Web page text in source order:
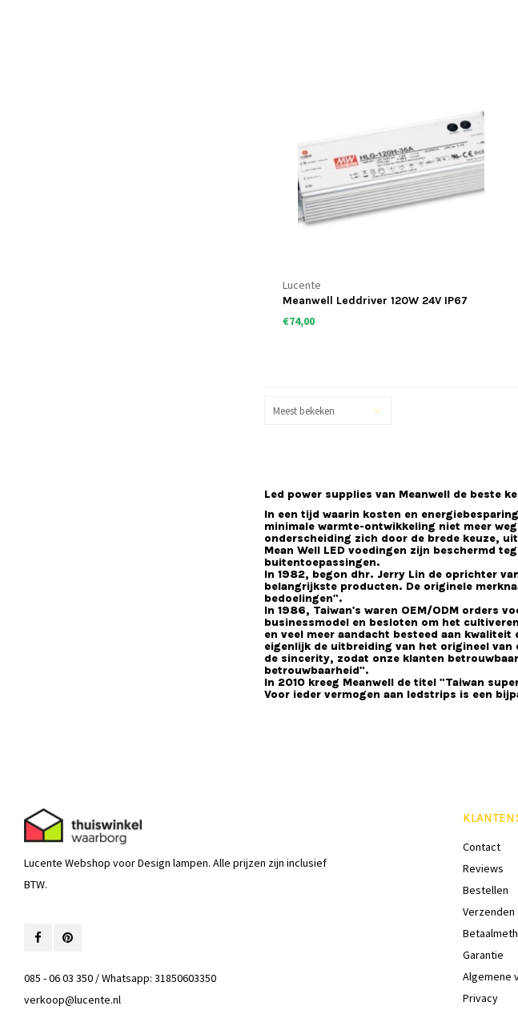
Lucente
Meanwell Leddriver 120W 24V IP67
dimbaar
€74,00
Meest bekeken
Led power supplies van Meanwell de beste
In een tijd waarin kosten en
minimale warmte-ontwikkeling niet meer
onderscheiding zich door de brede keuze,
Mean Well LED voedingen zijn beschermd
buitentoepassingen.
In 1982, begon dhr. Jerry Lin de oprichter
belangrijkste producten. De originele
bedoelingen".
In 1986, Taiwan's waren OEM/ODM orders
businessmodel en besloten om het
en veel meer aandacht besteed aan
eigenlijk de uitbreiding van het origineel
de sincerity, zodat onze klanten
betrouwbaarheid".
In 2010 kreeg Meanwell de titel "Taiwan
Voor ieder vermogen aan ledstrips is een
Lucente Webshop voor Design lampen. Alle prijzen zijn inclusief
BTW.
085 - 06 03 350 / Whatsapp: 31850603350
verkoop@lucente.nl
Contact
Reviews
Bestellen
Verzenden
Garantie
Algemene
Privacy